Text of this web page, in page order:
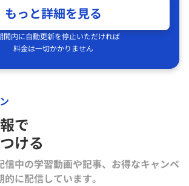
もっと詳細を見る
内に自動更新を停止いただければ
料金は一切かかりません
で
ける
信中の学習動画や記事、お得なキャンペ
に配信しています。